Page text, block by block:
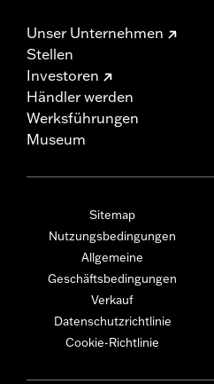
Unser Unternehmen
Stellen
Investoren
Händler werden
Werksführungen
Museum
Sitemap
Nutzungsbedingungen
Allgemeine
Geschäftsbedingungen
Verkauf
Datenschutzrichtlinie
Cookie-Richtlinie